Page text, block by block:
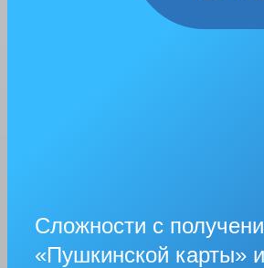
Сложности с
«Пушкинской карты»